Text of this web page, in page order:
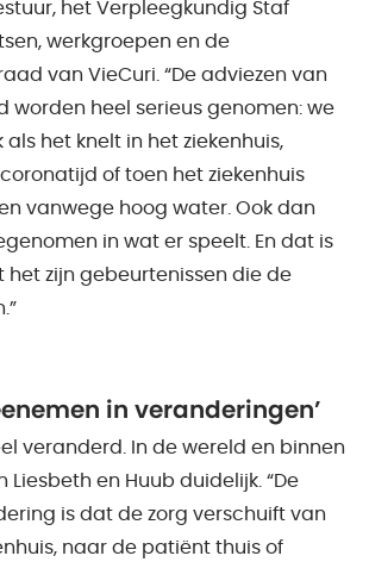
het Verpleegkundig Staf
werkgroepen en de
van VieCuri. “De adviezen van
worden heel serieus genomen: we
als het knelt in het ziekenhuis,
of toen het ziekenhuis
vanwege hoog water. Ook dan
in wat er speelt. En dat is
het zijn gebeurtenissen die de
in veranderingen’
veranderd. In de wereld en binnen
Liesbeth en Huub duidelijk. “De
is dat de zorg verschuift van
naar de patiënt thuis of